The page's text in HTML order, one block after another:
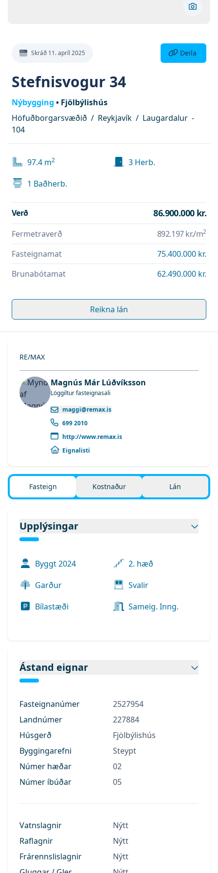
Skoða
Skráð 11. apríl 2025 Deila eign
Deila
Stefnisvogur 34
Nýbygging • Fjölbýlishús
Höfuðborgarsvæðið / Reykjavík / Laugardalur -
104
97.4 m2 3 Herb.
1 Baðherb.
Verð 86.900.000 kr.
Fermetraverð 892.197 kr./m2
Fasteignamat
75.400.000 kr.
Brunabótamat
62.490.000 kr.
Reikna lán
RE/MAX
Magnús Már Lúðvíksson
Löggiltur fasteignasali
maggi@remax.is
699 2010
http://www.remax.is
Eignalisti
Fasteign Kostnaður Lán
Upplýsingar
Byggt2024
2. hæð
Garður
Svalir
Bílastæði
Sameig. Inng.
Ástand eignar
Fasteignanúmer
2527954
Landnúmer
227884
Húsgerð
Fjölbýlishús
Byggingarefni
Steypt
Númer hæðar
02
Númer íbúðar
05
Vatnslagnir
Nýtt
Raflagnir
Nýtt
Frárennslislagnir
Nýtt